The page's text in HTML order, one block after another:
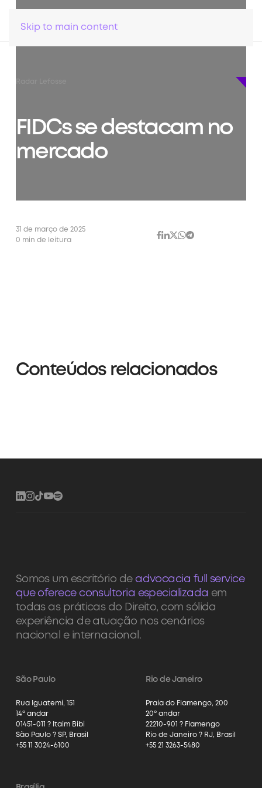
Skip to main content
FIDCs se destacam no
mercado
31 de março de 2025
0 min de leitura
Conteúdos relacionados
Somos um escritório de advocacia full service
que oferece consultoria especializada em
todas as práticas do Direito, com sólida
experiência de atuação nos cenários
nacional e internacional.
São Paulo
Rua Iguatemi, 151
14º andar
01451-011 ? Itaim Bibi
São Paulo ? SP, Brasil
+55 11 3024-6100
Rio de Janeiro
Praia do Flamengo, 200
20º andar
22210-901 ? Flamengo
Rio de Janeiro ? RJ, Brasil
+55 21 3263-5480